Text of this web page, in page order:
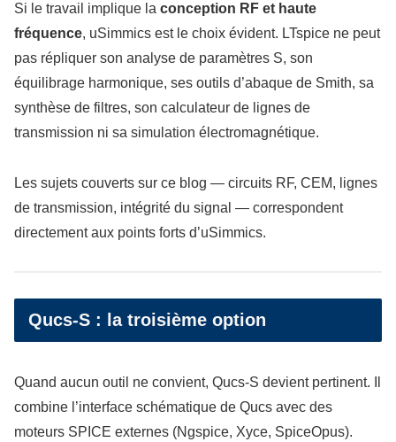
Si le travail implique la conception RF et haute
fréquence, uSimmics est le choix évident. LTspice ne peut
pas répliquer son analyse de paramètres S, son
équilibrage harmonique, ses outils d’abaque de Smith, sa
synthèse de filtres, son calculateur de lignes de
transmission ni sa simulation électromagnétique.
Les sujets couverts sur ce blog — circuits RF, CEM, lignes
de transmission, intégrité du signal — correspondent
directement aux points forts d’uSimmics.
Qucs-S : la troisième option
Quand aucun outil ne convient, Qucs-S devient pertinent. Il
combine l’interface schématique de Qucs avec des
moteurs SPICE externes (Ngspice, Xyce, SpiceOpus).